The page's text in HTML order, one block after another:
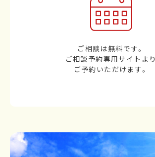
ご相談は無料です。
ご相談予約専用サイトより
ご予約いただけます。